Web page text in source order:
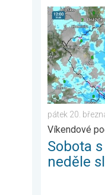
Sobota s
pátek 20.
Víkendové
Sobota
neděle